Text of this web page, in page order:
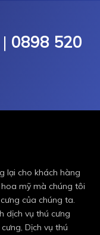
0898 520
lại cho khách hàng
mỹ mà chúng tôi
của chúng ta.
dịch vụ thú cưng
Dịch vụ thú